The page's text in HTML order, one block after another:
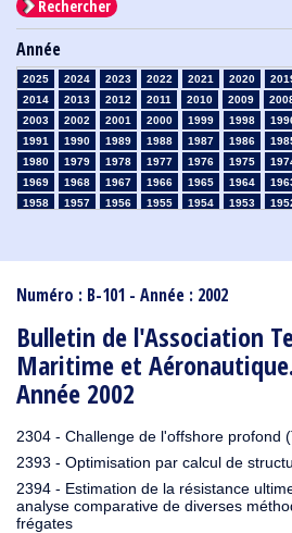
Numéro : B-101 - Année : 2002
Bulletin de l'Association
Maritime et
Année 2002
2304 - Challenge de l'offshore profond
2393 - Optimisation par calcul de
2394 - Estimation de la résistance
analyse comparative de diverses
frégates
Rechercher
Année
2025 2024 2023 2022 2021 2020
2014
2013 2012 2011 2010 2009
2003
2002 2001 2000 1999 1998
1991
1990 1989 1988 1987 1986
1980
1979 1978 1977 1976 1975
1969
1968 1967 1966 1965 1964
1958
1957 1956 1955 1954 1953
1910
1909 1908 1906 1905 1904